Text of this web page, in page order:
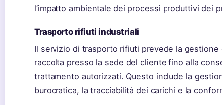
l’impatto ambientale dei processi produttivi dei
Trasporto rifiuti industriali
Il servizio di trasporto rifiuti prevede la gestione
raccolta presso la sede del cliente fino alla
trattamento autorizzati. Questo include la
burocratica, la tracciabilità dei carichi e la